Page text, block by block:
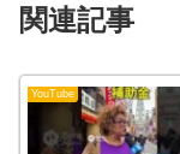
関連記事
YouTube